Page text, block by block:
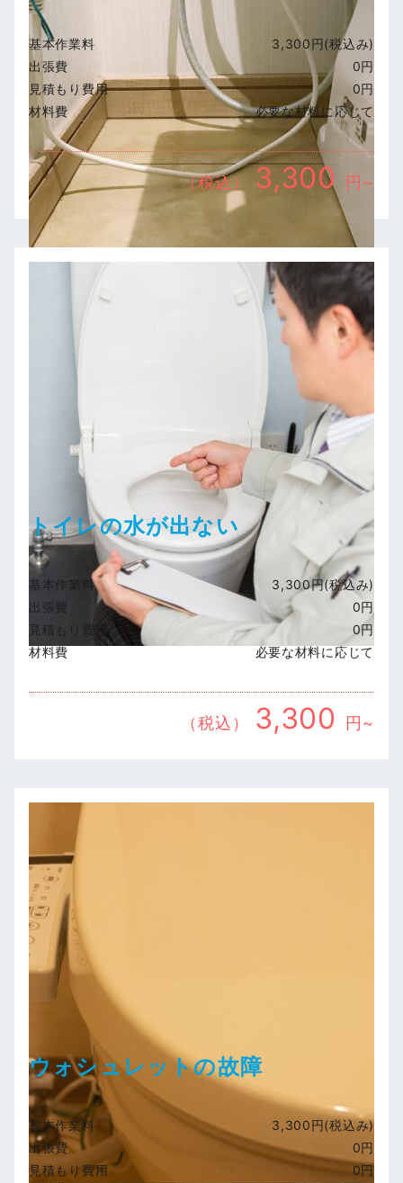
基本作業料
3,300円(税込み)
出張費
0円
見積もり費用
0円
材料費
必要な材料に応じて
（税込） 3,300 円~
トイレの水が出ない
基本作業料
3,300円(税込み)
出張費
0円
見積もり費用
0円
材料費
必要な材料に応じて
（税込） 3,300 円~
ウォシュレットの故障
基本作業料
3,300円(税込み)
出張費
0円
見積もり費用
0円